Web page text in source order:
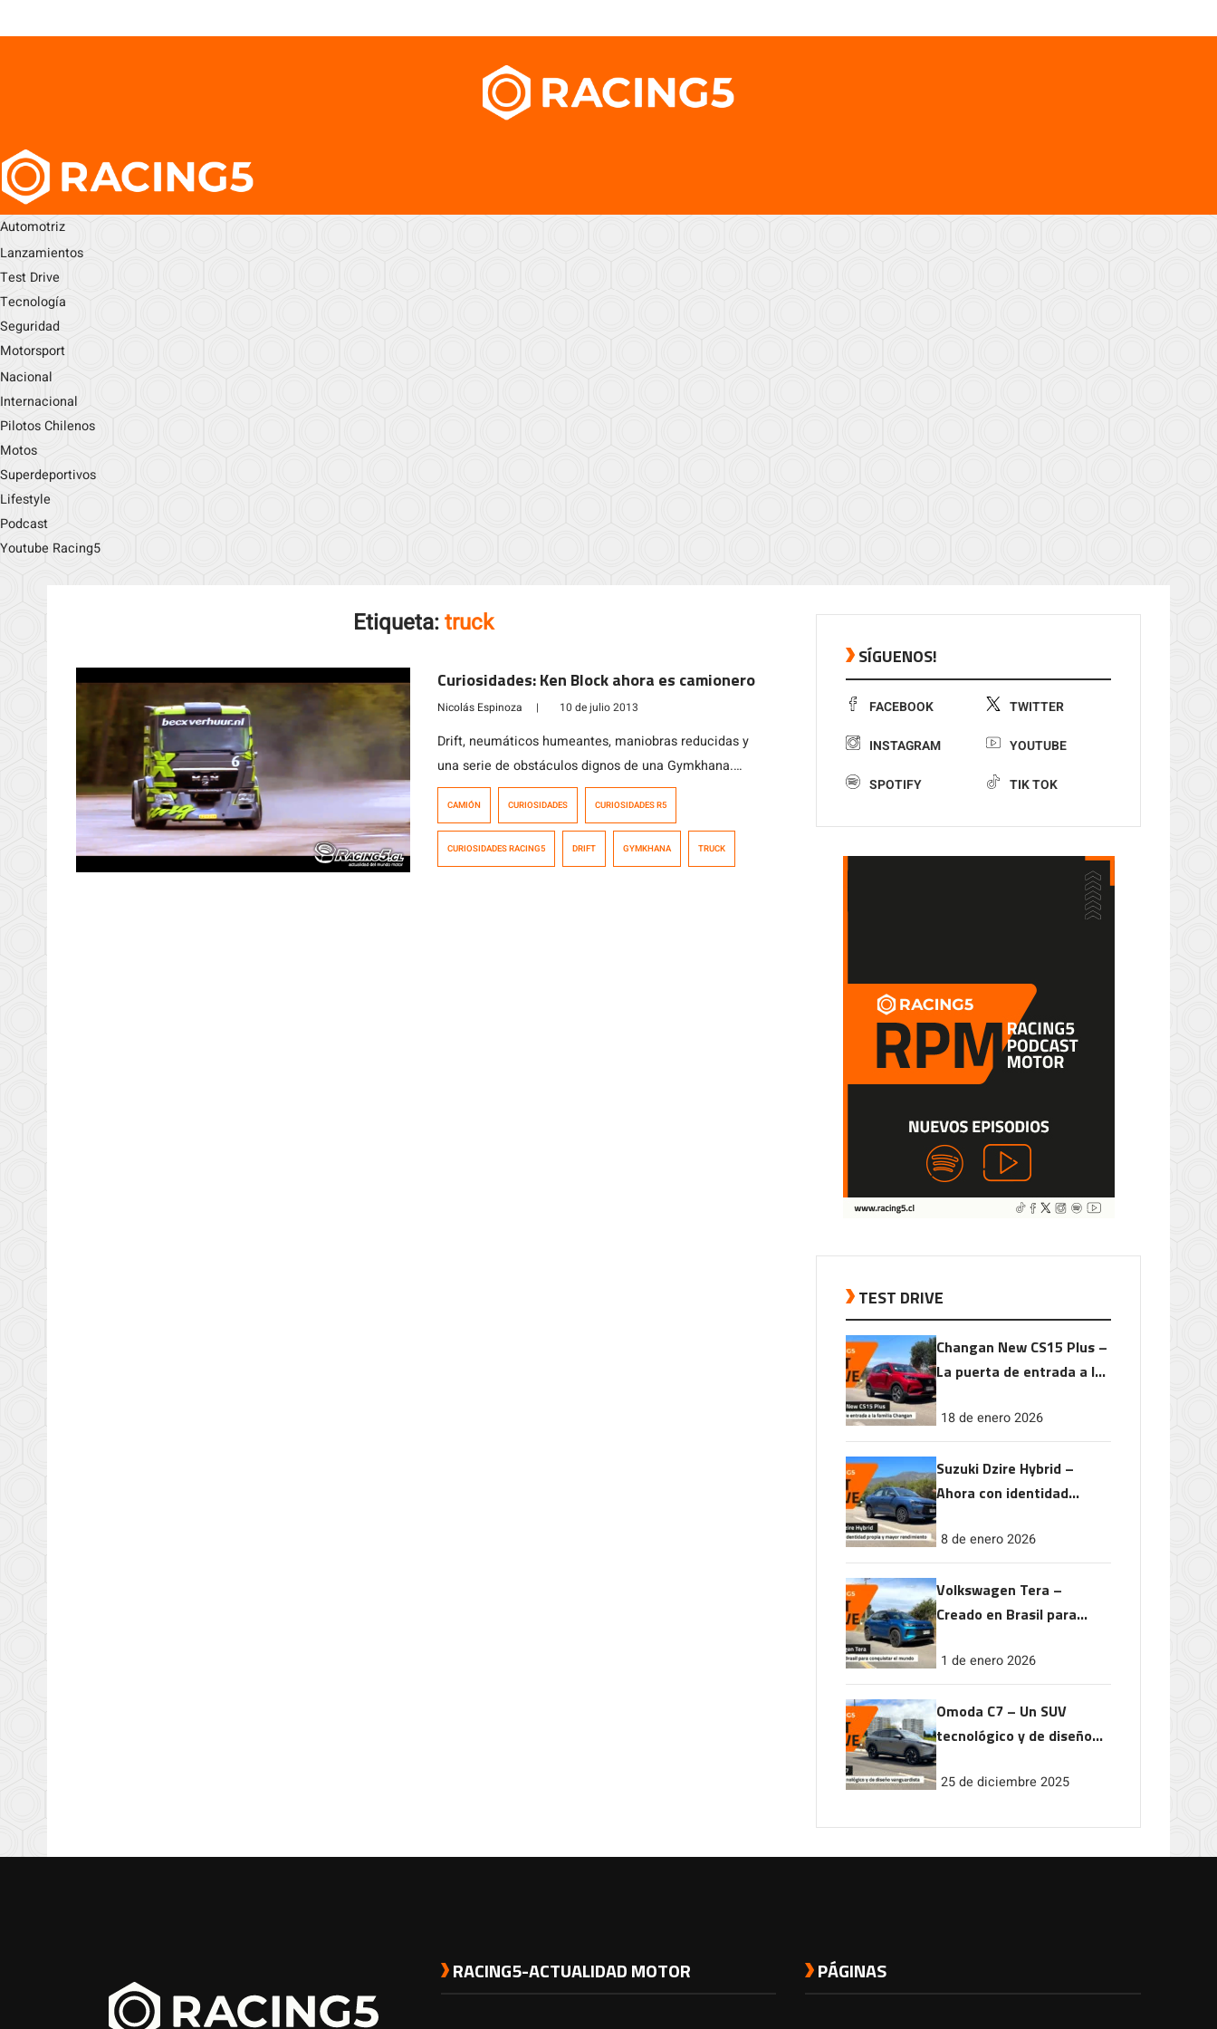
Automotriz
Lanzamientos
Test Drive
Tecnología
Seguridad
Motorsport
Nacional
Internacional
Pilotos Chilenos
Motos
Superdeportivos
Lifestyle
Podcast
Youtube Racing5
Etiqueta:truck
Curiosidades: Ken Block ahora es camionero
Nicolás Espinoza | 10 de julio 2013
Drift, neumáticos humeantes, maniobras reducidas y
una serie de obstáculos dignos de una Gymkhana.
Bueno, no es Ken Block, pero es como si lo fuera al
el nombre del piloto, pero hasta podría ser Kimi
CAMIÓN CURIOSIDADES CURIOSIDADES R5
CURIOSIDADES RACING5 DRIFT GYMKHANA TRUCK
SÍGUENOS!
FACEBOOK TWITTER
INSTAGRAM YOUTUBE
SPOTIFY TIK TOK
TEST DRIVE
Changan New CS15 Plus –
La puerta de entrada a la
18 de enero 2026
Suzuki Dzire Hybrid –
Ahora con identidad
rendimiento
8 de enero 2026
Volkswagen Tera –
Creado en Brasil para
1 de enero 2026
Omoda C7 – Un SUV
tecnológico y de diseño
25 de diciembre 2025
RACING5-ACTUALIDAD MOTOR PÁGINAS